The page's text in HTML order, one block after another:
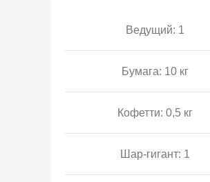
Ведущий: 1
Бумага: 10 кг
Кофетти: 0,5 кг
Шар-гигант: 1